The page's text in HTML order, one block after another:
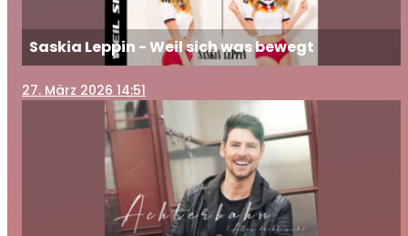
Saskia Leppin - Weil sich was bewegt
27. März 2026 14:51